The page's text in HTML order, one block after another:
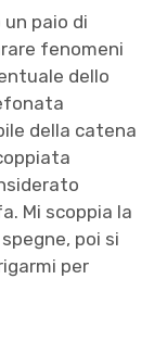
paio di
fenomeni
dello
della catena
Mi scoppia la
poi si
per